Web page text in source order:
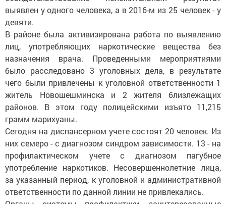
выявлен у одного человека, а в 2016-м из 25 человек - у
девяти.
В районе была активизирована работа по выявлению
лиц, употребляющих наркотические вещества без
назначения врача. Проведенными мероприятиями
было расследовано 3 уголовных дела, в результате
чего были привлечены к уголовной ответственности 1
житель Новошешминска и 2 жителя близлежащих
районов. В этом году полицейскими изъято 11,215
грамм марихуаны.
Сегодня на диспансерном учете состоят 20 человек. Из
них семеро - с диагнозом синдром зависимости. 13 - на
профилактическом учете с диагнозом пагубное
употребление наркотиков. Несовершеннолетние лица,
за указанный период, к уголовной и административной
ответственности по данной линии не привлекались.